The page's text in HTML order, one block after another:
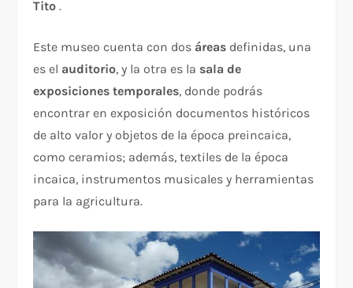
Tito.
Este museo cuenta con dos áreas definidas, una
es el auditorio, y la otra es la sala de
exposiciones temporales, donde podrás
encontrar en exposición documentos históricos
de alto valor y objetos de la época preincaica,
como ceramios; además, textiles de la época
incaica, instrumentos musicales y herramientas
para la agricultura.